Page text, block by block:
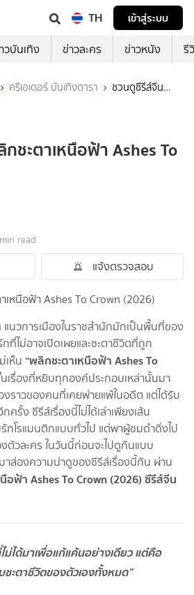
TH
เข้าสู่ระบบ
วบันเทิง ข่าวละคร ข่าวหนัง รี
ครีเอเตอร์ บันเทิงดารา
ชวนดูซีรีส์จีน
Crown (2026)
ชะตาเหนือฟ้า Ashes To
read
แจ้งตรวจสอบ
นวการเมืองในราชสำนักมักเป็นพื้นที่ของ
ที่ไม่อาจเปิดเผยและชะตาชีวิตที่ถูก
เห็น “พลิกชะตาเหนือฟ้า Ashes To
เรื่องที่หยิบทุกองค์ประกอบเหล่านั้นมา
งราวของคนที่เคยพ่ายแพ้ในอดีต แต่ได้รับ
ครั้ง ซีรีส์เรื่องนี้ไม่ได้เล่าเพียงเส้น
กโรแมนติกแบบทั่วไป แต่พาผู้ชมดำดิ่งไป
ตัวละคร ในวันนี้ก่อนจะไปดูกันแบบ
าส่องความน่าดูของซีรีส์เรื่องนี้กัน ผ่าน
อฟ้า Ashes To Crown (2026) ซีรีส์จีน
ม่ได้มาเพื่อแก้แค้นอย่างเดียว แต่คือ
ชะตาชีวิตของตัวเองทั้งหมด”